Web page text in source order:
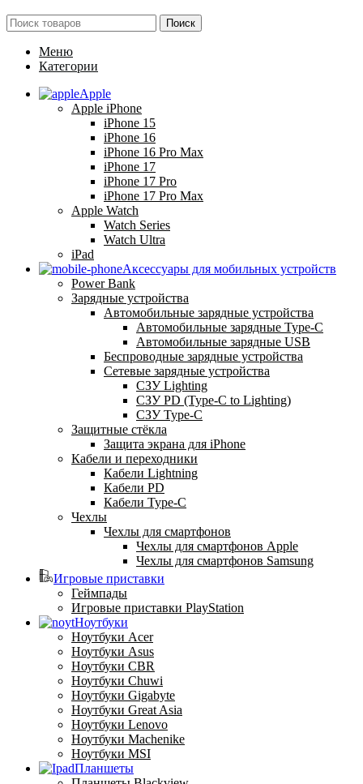
Поиск
Меню
Категории
Apple
Apple iPhone
iPhone 15
iPhone 16
iPhone 16 Pro Max
iPhone 17
iPhone 17 Pro
iPhone 17 Pro Max
Apple Watch
Watch Series
Watch Ultra
iPad
Аксессуары для мобильных устройств
Power Bank
Зарядные устройства
Автомобильные зарядные устройства
Автомобильные зарядные Type-C
Автомобильные зарядные USB
Беспроводные зарядные устройства
Сетевые зарядные устройства
СЗУ Lighting
СЗУ PD (Type-C to Lighting)
СЗУ Type-C
Защитные стёкла
Защита экрана для iPhone
Кабели и переходники
Кабели Lightning
Кабели PD
Кабели Type-C
Чехлы
Чехлы для смартфонов
Чехлы для смартфонов Apple
Чехлы для смартфонов Samsung
Игровые приставки
Геймпады
Игровые приставки PlayStation
Ноутбуки
Ноутбуки Acer
Ноутбуки Asus
Ноутбуки CBR
Ноутбуки Chuwi
Ноутбуки Gigabyte
Ноутбуки Great Asia
Ноутбуки Lenovo
Ноутбуки Machenike
Ноутбуки MSI
Планшеты